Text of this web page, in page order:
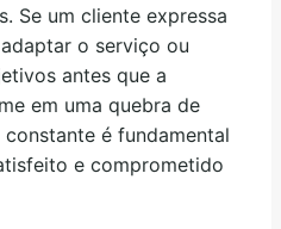
Se um cliente expressa
o serviço ou
antes que a
em uma quebra de
é fundamental
e comprometido